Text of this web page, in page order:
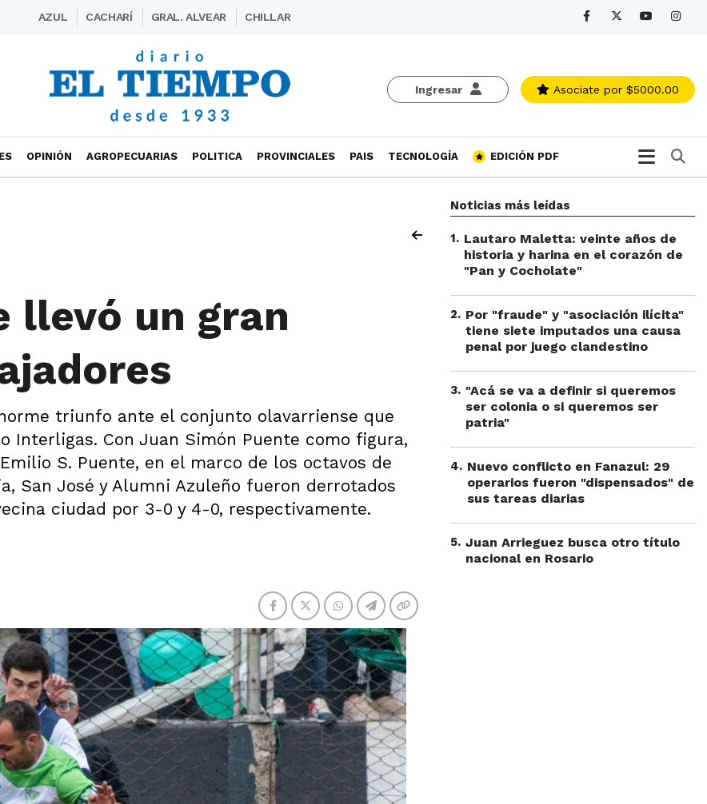
AZUL CACHARÍ GRAL. ALVEAR CHILLAR
Ingresar Asociate por $5000.00
OPINIÓN AGROPECUARIAS POLITICA PROVINCIALES PAIS TECNOLOGÍA EDICIÓN PDF
llevó un gran
triunfo ante el conjunto olavarriense que
Interligas. Con Juan Simón Puente como figura,
S. Puente, en el marco de los octavos de
San José y Alumni Azuleño fueron derrotados
ciudad por 3-0 y 4-0, respectivamente.
Noticias más leídas
1. Lautaro Maletta: veinte años de
historia y harina en el corazón de
"Pan y Cocholate"
2. Por "fraude" y "asociación ilícita"
tiene siete imputados una causa
penal por juego clandestino
3. "Acá se va a definir si queremos
ser colonia o si queremos ser
patria"
4. Nuevo conflicto en Fanazul: 29
operarios fueron "dispensados" de
sus tareas diarias
5. Juan Arrieguez busca otro título
nacional en Rosario